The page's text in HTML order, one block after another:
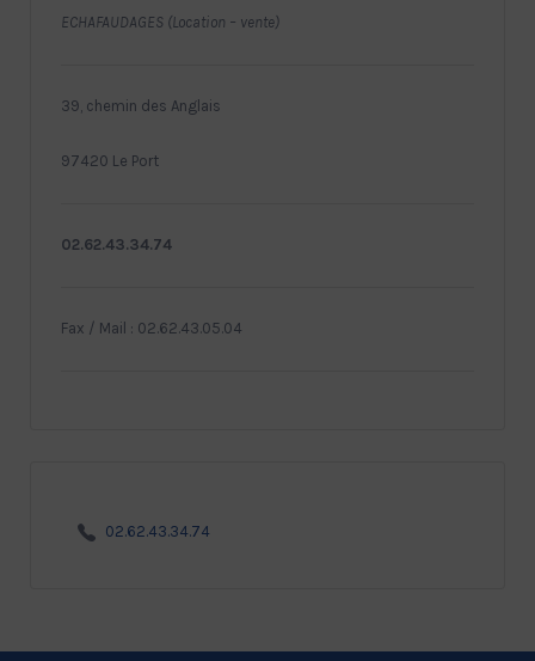
ECHAFAUDAGES (Location – vente)
39, chemin des Anglais
97420 Le Port
02.62.43.34.74
Fax / Mail : 02.62.43.05.04
02.62.43.34.74